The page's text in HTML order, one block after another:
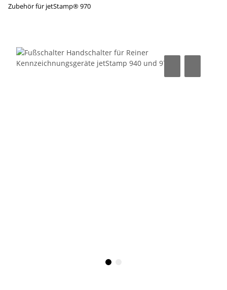
Zubehör für jetStamp® 970